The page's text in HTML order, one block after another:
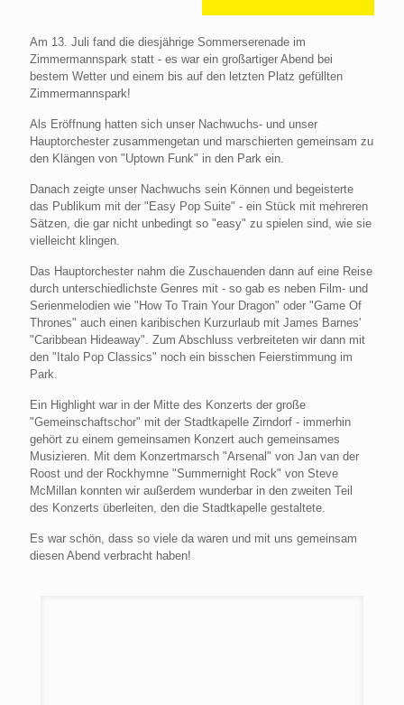
Am 13. Juli fand die diesjährige Sommerserenade im
Zimmermannspark statt - es war ein großartiger Abend bei
bestem Wetter und einem bis auf den letzten Platz gefüllten
Zimmermannspark!
Als Eröffnung hatten sich unser Nachwuchs- und unser
Hauptorchester zusammengetan und marschierten gemeinsam zu
den Klängen von "Uptown Funk" in den Park ein.
Danach zeigte unser Nachwuchs sein Können und begeisterte
das Publikum mit der "Easy Pop Suite" - ein Stück mit mehreren
Sätzen, die gar nicht unbedingt so "easy" zu spielen sind, wie sie
vielleicht klingen.
Das Hauptorchester nahm die Zuschauenden dann auf eine Reise
durch unterschiedlichste Genres mit - so gab es neben Film- und
Serienmelodien wie "How To Train Your Dragon" oder "Game Of
Thrones" auch einen karibischen Kurzurlaub mit James Barnes'
"Caribbean Hideaway". Zum Abschluss verbreiteten wir dann mit
den "Italo Pop Classics" noch ein bisschen Feierstimmung im
Park.
Ein Highlight war in der Mitte des Konzerts der große
"Gemeinschaftschor" mit der Stadtkapelle Zirndorf - immerhin
gehört zu einem gemeinsamen Konzert auch gemeinsames
Musizieren. Mit dem Konzertmarsch "Arsenal" von Jan van der
Roost und der Rockhymne "Summernight Rock" von Steve
McMillan konnten wir außerdem wunderbar in den zweiten Teil
des Konzerts überleiten, den die Stadtkapelle gestaltete.
Es war schön, dass so viele da waren und mit uns gemeinsam
diesen Abend verbracht haben!